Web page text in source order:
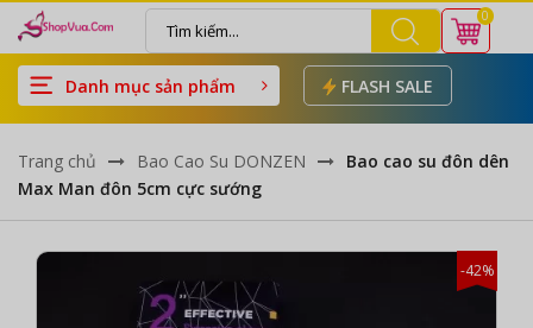
0
Danh mục sản phẩm FLASH SALE
Trang chủ Bao Cao Su DONZEN
Bao cao su đôn dên
Max Man đôn 5cm cực sướng
-42%